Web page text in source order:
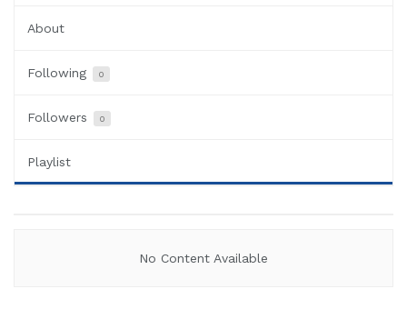
About
Following 0
Followers 0
Playlist
No Content Available